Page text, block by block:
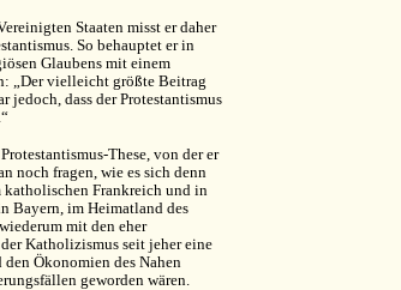
Staaten misst er daher
So behauptet er in
Glaubens mit einem
„Der vielleicht größte Beitrag
dass der Protestantismus
These, von der er
noch fragen, wie es sich denn
katholischen Frankreich und in
Bayern, im Heimatland des
mit den eher
Katholizismus seit jeher eine
Ökonomien des Nahen
geworden wären.